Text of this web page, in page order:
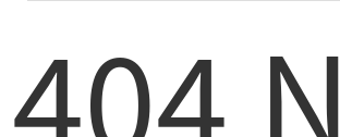
尾部配有电源插孔、以太网口、
1个USSB-C、以及1个看似
口。以此判断，那么机身左侧可
404